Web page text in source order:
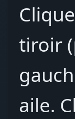
tiroir
aile.